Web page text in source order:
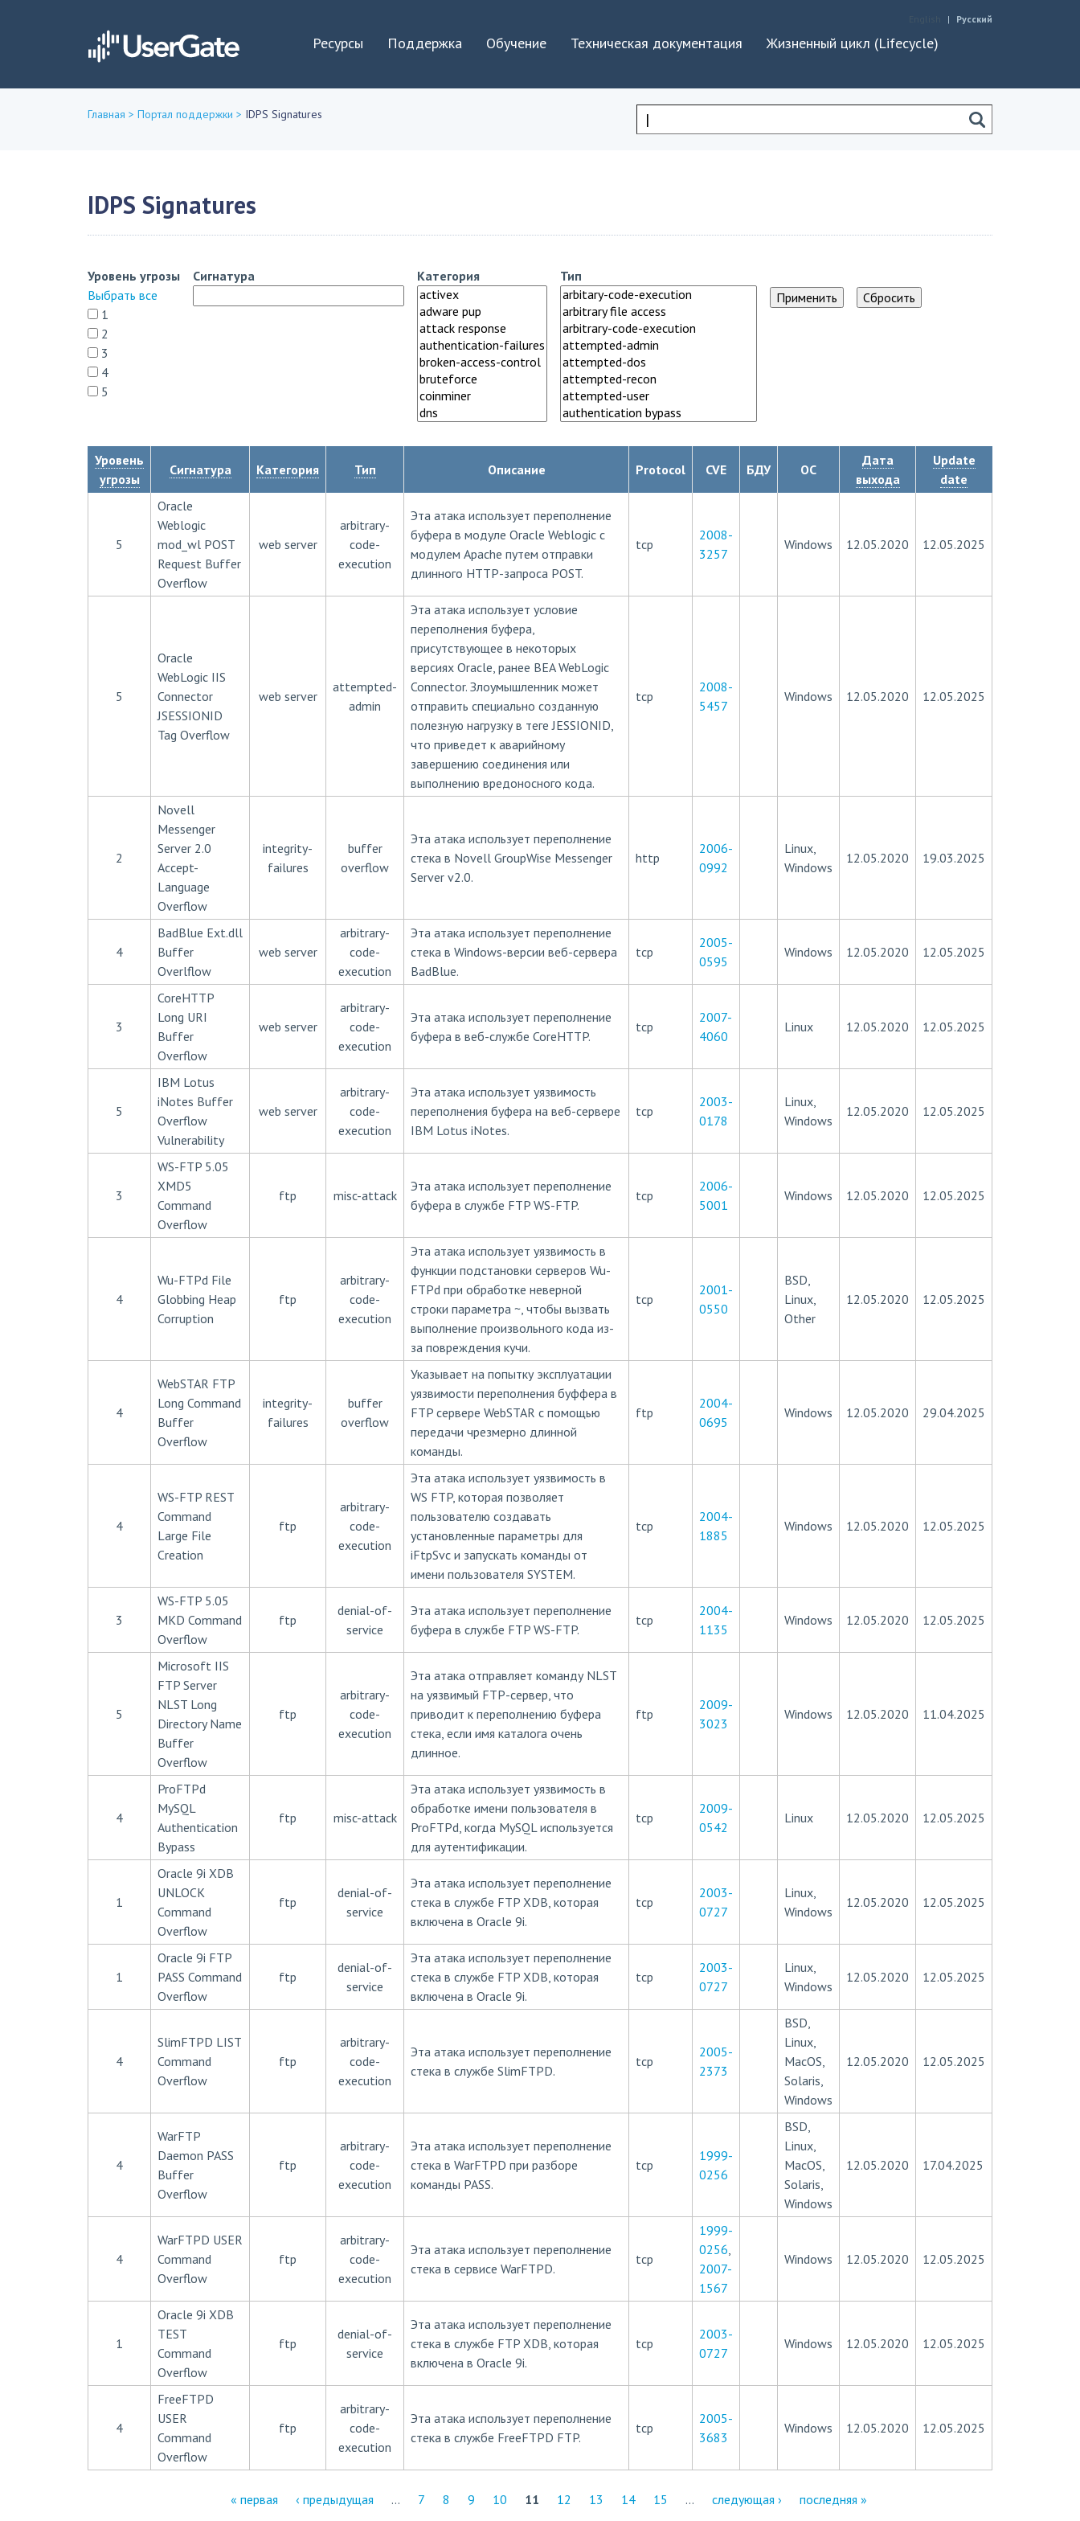
Русский
Ресурсы Поддержка Обучение Техническая документация Жизненный цикл (Lifecycle)
Главная > Портал поддержки > IDPS Signatures
Форма
IDPS Signatures
Уровень угрозы
Выбрать все
1
2
3
4
5
Сигнатура Категория Тип
Уровень
угрозы
Сигнатура Категория Тип Описание Protocol CVE БДУ ОС
Дата
выхода
Update
date
5
Oracle
Weblogic
mod_wl POST
Request Buffer
Overflow
web server
arbitrary-
code-
execution
Эта атака использует переполнение
буфера в модуле Oracle Weblogic с
модулем Apache путем отправки
длинного HTTP-запроса POST.
tcp
2008-
3257
Windows 12.05.2020 12.05.2025
5
Oracle
WebLogic IIS
Connector
JSESSIONID
Tag Overflow
web server
attempted-
admin
Эта атака использует условие
переполнения буфера,
присутствующее в некоторых
версиях Oracle, ранее BEA WebLogic
Connector. Злоумышленник может
отправить специально созданную
полезную нагрузку в теге JESSIONID,
что приведет к аварийному
завершению соединения или
выполнению вредоносного кода.
tcp
2008-
5457
Windows 12.05.2020 12.05.2025
2
Novell
Messenger
Server 2.0
Accept-
Language
Overflow
integrity-
failures
buffer
overflow
Эта атака использует переполнение
стека в Novell GroupWise Messenger
Server v2.0.
http
2006-
0992
Linux,
Windows
12.05.2020 19.03.2025
4
BadBlue Ext.dll
Buffer
Overlflow
web server
arbitrary-
code-
execution
Эта атака использует переполнение
стека в Windows-версии веб-сервера
BadBlue.
tcp
2005-
0595
Windows 12.05.2020 12.05.2025
3
CoreHTTP
Long URI
Buffer
Overflow
web server
arbitrary-
code-
execution
Эта атака использует переполнение
буфера в веб-службе CoreHTTP.
tcp
2007-
4060
Linux 12.05.2020 12.05.2025
5
IBM Lotus
iNotes Buffer
Overflow
Vulnerability
web server
arbitrary-
code-
execution
Эта атака использует уязвимость
переполнения буфера на веб-сервере
IBM Lotus iNotes.
tcp
2003-
0178
Linux,
Windows
12.05.2020 12.05.2025
3
WS-FTP 5.05
XMD5
Command
Overflow
ftp misc-attack
Эта атака использует переполнение
буфера в службе FTP WS-FTP.
tcp
2006-
5001
Windows 12.05.2020 12.05.2025
4
Wu-FTPd File
Globbing Heap
Corruption
ftp
arbitrary-
code-
execution
Эта атака использует уязвимость в
функции подстановки серверов Wu-
FTPd при обработке неверной
строки параметра ~, чтобы вызвать
выполнение произвольного кода из-
за повреждения кучи.
tcp
2001-
0550
BSD,
Linux,
Other
12.05.2020 12.05.2025
4
WebSTAR FTP
Long Command
Buffer
Overflow
integrity-
failures
buffer
overflow
Указывает на попытку эксплуатации
уязвимости переполнения буффера в
FTP сервере WebSTAR с помощью
передачи чрезмерно длинной
команды.
ftp
2004-
0695
Windows 12.05.2020 29.04.2025
4
WS-FTP REST
Command
Large File
Creation
ftp
arbitrary-
code-
execution
Эта атака использует уязвимость в
WS FTP, которая позволяет
пользователю создавать
установленные параметры для
iFtpSvc и запускать команды от
имени пользователя SYSTEM.
tcp
2004-
1885
Windows 12.05.2020 12.05.2025
3
WS-FTP 5.05
MKD Command
Overflow
ftp
denial-of-
service
Эта атака использует переполнение
буфера в службе FTP WS-FTP.
tcp
2004-
1135
Windows 12.05.2020 12.05.2025
5
Microsoft IIS
FTP Server
NLST Long
Directory Name
Buffer
Overflow
ftp
arbitrary-
code-
execution
Эта атака отправляет команду NLST
на уязвимый FTP-сервер, что
приводит к переполнению буфера
стека, если имя каталога очень
длинное.
ftp
2009-
3023
Windows 12.05.2020 11.04.2025
4
ProFTPd
MySQL
Authentication
Bypass
ftp misc-attack
Эта атака использует уязвимость в
обработке имени пользователя в
ProFTPd, когда MySQL используется
для аутентификации.
tcp
2009-
0542
Linux 12.05.2020 12.05.2025
1
Oracle 9i XDB
UNLOCK
Command
Overflow
ftp
denial-of-
service
Эта атака использует переполнение
стека в службе FTP XDB, которая
включена в Oracle 9i.
tcp
2003-
0727
Linux,
Windows
12.05.2020 12.05.2025
1
Oracle 9i FTP
PASS Command
Overflow
ftp
denial-of-
service
Эта атака использует переполнение
стека в службе FTP XDB, которая
включена в Oracle 9i.
tcp
2003-
0727
Linux,
Windows
12.05.2020 12.05.2025
4
SlimFTPD LIST
Command
Overflow
ftp
arbitrary-
code-
execution
Эта атака использует переполнение
стека в службе SlimFTPD.
tcp
2005-
2373
BSD,
Linux,
MacOS,
Solaris,
Windows
12.05.2020 12.05.2025
4
WarFTP
Daemon PASS
Buffer
Overflow
ftp
arbitrary-
code-
execution
Эта атака использует переполнение
стека в WarFTPD при разборе
команды PASS.
tcp
1999-
0256
BSD,
Linux,
MacOS,
Solaris,
Windows
12.05.2020 17.04.2025
4
WarFTPD USER
Command
Overflow
ftp
arbitrary-
code-
execution
Эта атака использует переполнение
стека в сервисе WarFTPD.
tcp
1999-
0256,
2007-
1567
Windows 12.05.2020 12.05.2025
1
Oracle 9i XDB
TEST
Command
Overflow
ftp
denial-of-
service
Эта атака использует переполнение
стека в службе FTP XDB, которая
включена в Oracle 9i.
tcp
2003-
0727
Windows 12.05.2020 12.05.2025
4
FreeFTPD
USER
Command
Overflow
ftp
arbitrary-
code-
execution
Эта атака использует переполнение
стека в службе FreeFTPD FTP.
tcp
2005-
3683
Windows 12.05.2020 12.05.2025
« первая ‹ предыдущая … 7 8 9 10 11 12 13 14 15 … следующая › последняя »